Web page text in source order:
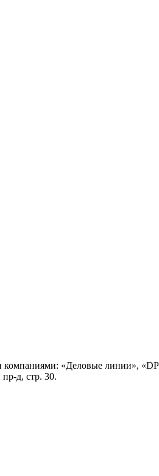
компаниями: «Деловые линии»,
д, стр. 30.